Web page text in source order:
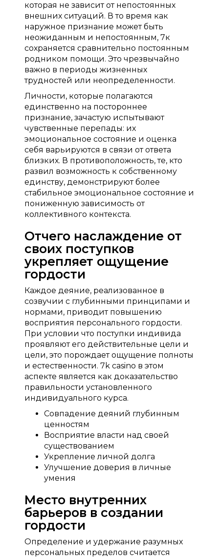
которая не зависит от непостоянных
внешних ситуаций. В то время как
наружное признание может быть
неожиданным и непостоянным, 7к
сохраняется сравнительно постоянным
родником помощи. Это чрезвычайно
важно в периоды жизненных
трудностей или неопределенности.
Личности, которые полагаются
единственно на постороннее
признание, зачастую испытывают
чувственные перепады: их
эмоциональное состояние и оценка
себя варьируются в связи от ответа
близких. В противоположность, те, кто
развил возможность к собственному
единству, демонстрируют более
стабильное эмоциональное состояние и
пониженную зависимость от
коллективного контекста.
Отчего наслаждение от
своих поступков
укрепляет ощущение
гордости
Каждое деяние, реализованное в
созвучии с глубинными принципами и
нормами, приводит повышению
восприятия персонального гордости.
При условии что поступки индивида
проявляют его действительные цели и
цели, это порождает ощущение полноты
и естественности. 7k casino в этом
аспекте является как доказательство
правильности установленного
индивидуального курса.
Совпадение деяний глубинным
ценностям
Восприятие власти над своей
существованием
Укрепление личной долга
Улучшение доверия в личные
умения
Место внутренних
барьеров в создании
гордости
Определение и удержание разумных
персональных пределов считается